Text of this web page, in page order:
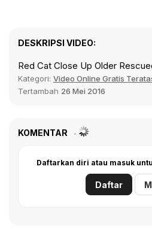
DESKRIPSI VIDEO:
Red Cat Close Up Older
Kategori: Video Online Gratis
Tertambah 26 Mei 2016
KOMENTAR
Daftarkan diri atau masuk
Daftar